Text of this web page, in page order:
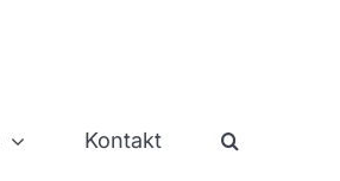
Kontakt